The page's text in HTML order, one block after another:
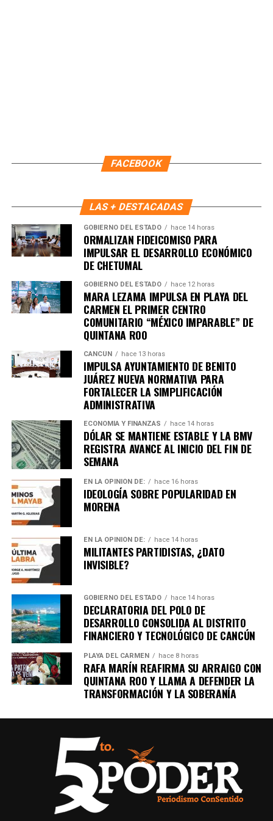
FACEBOOK
LAS + DESTACADAS
GOBIERNO DEL ESTADO hace 14 horas
ORMALIZAN FIDEICOMISO PARA
IMPULSAR EL DESARROLLO ECONÓMICO
DE CHETUMAL
GOBIERNO DEL ESTADO hace 12 horas
MARA LEZAMA IMPULSA EN PLAYA DEL
CARMEN EL PRIMER CENTRO
COMUNITARIO “MÉXICO IMPARABLE” DE
QUINTANA ROO
CANCÚN hace 13 horas
IMPULSA AYUNTAMIENTO DE BENITO
JUÁREZ NUEVA NORMATIVA PARA
FORTALECER LA SIMPLIFICACIÓN
ADMINISTRATIVA
ECONOMÍA Y FINANZAS hace 14 horas
DÓLAR SE MANTIENE ESTABLE Y LA BMV
REGISTRA AVANCE AL INICIO DEL FIN DE
SEMANA
EN LA OPINIÓN DE: hace 16 horas
IDEOLOGÍA SOBRE POPULARIDAD EN
MORENA
EN LA OPINIÓN DE: hace 14 horas
MILITANTES PARTIDISTAS, ¿DATO
INVISIBLE?
GOBIERNO DEL ESTADO hace 14 horas
DECLARATORIA DEL POLO DE
DESARROLLO CONSOLIDA AL DISTRITO
FINANCIERO Y TECNOLÓGICO DE CANCÚN
PLAYA DEL CARMEN hace 8 horas
RAFA MARÍN REAFIRMA SU ARRAIGO CON
QUINTANA ROO Y LLAMA A DEFENDER LA
TRANSFORMACIÓN Y LA SOBERANÍA